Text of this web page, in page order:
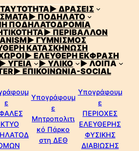
ΤΑΥΤΟΤΗΤΑ▶ ΔΡΑΣΕΙΣ
▶ ΠΟΔΗΛΑΤΟ
ΠΟΔΗΛΑΤΟΔΡΟΜΙΑ
▶ ΠΕΡΙΒΑΛΛΟΝ
▶ ΓΥΜΝΙΣΜΟΣ
ΚΑΤΑΣΚΗΝΩΣΗ
▶ ΕΛΕΥΘΕΡΗ ΕΚΦΡΑΣΗ
ΥΓΕΙΑ ▶ ΥΛΙΚΟ
▶ ΛΟΙΠΑ
▶ ΕΠΙΚΟΙΝΩΝΙΑ-SOCIAL
ε
Υπογράφουμ
ε
Μητροπολιτι
κό Πάρκο
στη ΔΕΘ
Υπογράφουμ
ε
ΠΕΡΙΟΧΕΣ
ΕΛΕΥΘΕΡΗΣ
ΦΥΣΙΚΗΣ
ΔΙΑΒΙΩΣΗΣ